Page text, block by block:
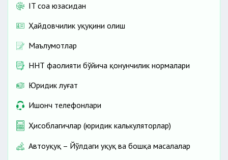
IT соҳа юзасидан
Ҳайдовчилик ҳуқуқини олиш
Маълумотлар
ННТ фаолияти бўйича қонунчилик нормалари
Юридик луғат
Ишонч телефонлари
Ҳисоблагичлар (юридик калькуляторлар)
Автоҳуқуқ – Йўлдаги ҳуқуқ ва бошқа масалалар